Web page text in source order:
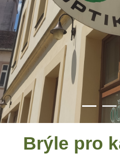
Brýle pro